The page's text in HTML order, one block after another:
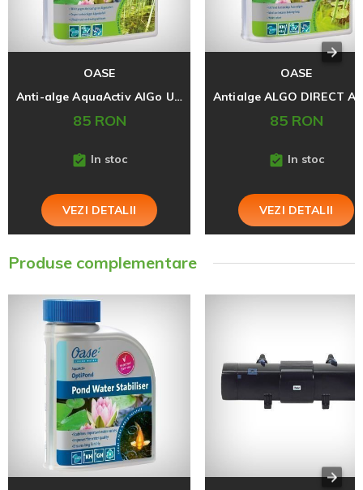
OASE
Anti-alge AquaActiv AlGo Universal 500 ml NOU
85 RON
In stoc
VEZI DETALII
OASE
85 RON
In stoc
VEZI DETALII
Produse complementare